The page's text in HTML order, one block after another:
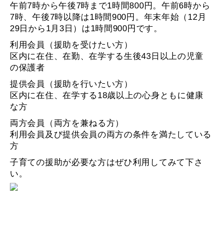
午前7時から午後7時まで1時間800円。午前6時から
7時、午後7時以降は1時間900円。年末年始（12月
29日から1月3日）は1時間900円です。
利用会員（援助を受けたい方）
区内に在住、在勤、在学する生後43日以上の児童
の保護者
提供会員（援助を行いたい方）
区内に在住、在学する18歳以上の心身ともに健康
な方
両方会員（両方を兼ねる方）
利用会員及び提供会員の両方の条件を満たしている
方
子育ての援助が必要な方はぜひ利用してみて下さ
い。